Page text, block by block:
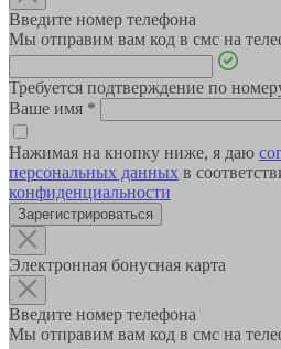
Введите номер телефона
Мы отправим вам код в смс на
Требуется подтверждение по
Ваше имя *
Нажимая на кнопку ниже, я даю
персональных данных в
конфиденциальности
Зарегистрироваться
Электронная бонусная карта
Введите номер телефона
Мы отправим вам код в смс на